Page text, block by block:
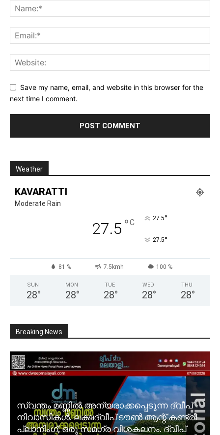
Save my name, email, and website in this browser for the
next time I comment.
Weather
KAVARATTI
Moderate Rain
27.5 °C 27.5°
27.5°
81 % 7.5kmh 100 %
SUN
28°
MON
28°
TUE
28°
WED
28°
THU
28°
Breaking News
സ്വന്തം മണ്ണിൽ അന്യരാക്കപ്പെടുന്ന ദ്വീപ്
നിവാസികൾ. ലക്ഷദ്വീപ് ടൗൺ ആന്റ് കണ്ട്രി
പ്ലാനിംഗ്; ഒരു സമഗ്ര വിശകലനം. ദ്വീപ്